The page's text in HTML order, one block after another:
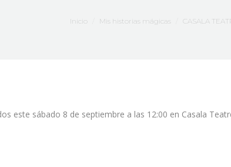
Estás aquí:
Inicio Mis historias mágicas CASALA
este sábado 8 de septiembre a las 12:00 en Casala